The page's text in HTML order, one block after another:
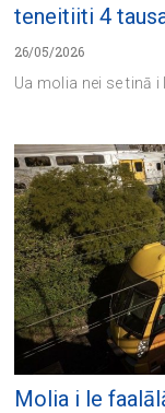
teneitiiti 4
26/05/2026
Ua molia nei se tinā
Molia i le